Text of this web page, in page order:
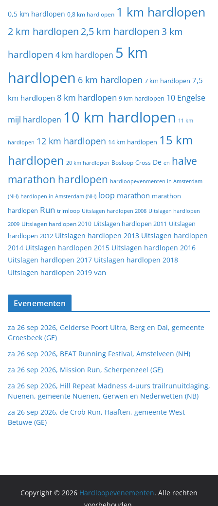
0,5 km hardlopen 0,8 km hardlopen 1 km hardlopen
2 km hardlopen 2,5 km hardlopen 3 km
hardlopen 4 km hardlopen 5 km
hardlopen 6 km hardlopen 7 km hardlopen 7,5
km hardlopen 8 km hardlopen 9 km hardlopen 10 Engelse
mijl hardlopen 10 km hardlopen 11 km
hardlopen 12 km hardlopen 14 km hardlopen 15 km
hardlopen 20 km hardlopen Bosloop Cross De en halve
marathon hardlopen hardloopevenmenten in Amsterdam
(NH) hardlopen in Amsterdam (NH) loop marathon marathon
hardlopen Run trimloop Uitslagen hardlopen 2008 Uitslagen hardlopen
2009 Uitslagen hardlopen 2010 Uitslagen hardlopen 2011 Uitslagen
hardlopen 2012 Uitslagen hardlopen 2013 Uitslagen hardlopen
2014 Uitslagen hardlopen 2015 Uitslagen hardlopen 2016
Uitslagen hardlopen 2017 Uitslagen hardlopen 2018
Uitslagen hardlopen 2019 van
Evenementen
za 26 sep 2026, Gelderse Poort Ultra, Berg en Dal, gemeente
Groesbeek (GE)
za 26 sep 2026, BEAT Running Festival, Amstelveen (NH)
za 26 sep 2026, Mission Run, Scherpenzeel (GE)
za 26 sep 2026, Hill Repeat Madness 4-uurs trailrunuitdaging,
Nuenen, gemeente Nuenen, Gerwen en Nederwetten (NB)
za 26 sep 2026, de Crob Run, Haaften, gemeente West
Betuwe (GE)
Copyright © 2026 Hardloopevenementen. Alle rechten